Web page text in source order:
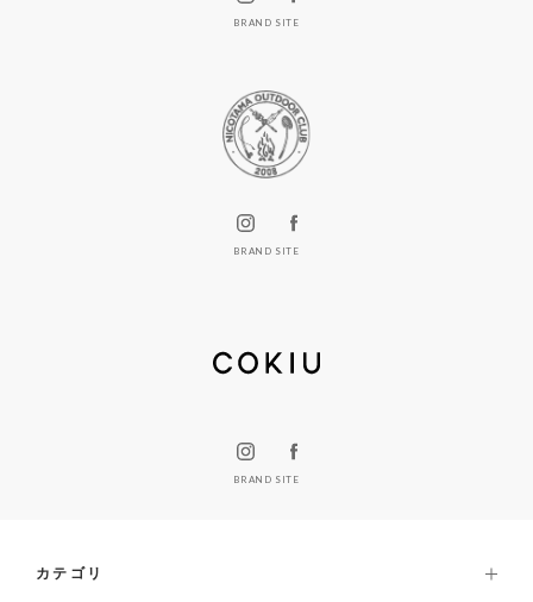
BRAND SITE
BRAND SITE
BRAND SITE
カテゴリ